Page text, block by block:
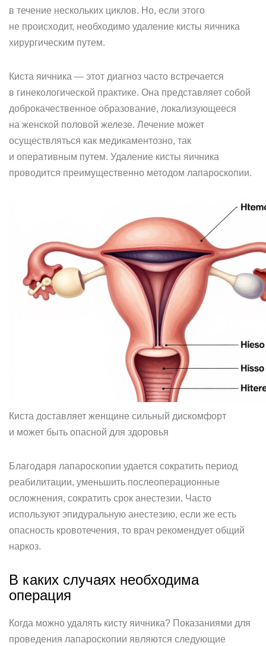
в течение нескольких циклов. Но, если этого
не происходит, необходимо удаление кисты яичника
хирургическим путем.
Киста яичника — этот диагноз часто встречается
в гинекологической практике. Она представляет собой
доброкачественное образование, локализующееся
на женской половой железе. Лечение может
осуществляться как медикаментозно, так
и оперативным путем. Удаление кисты яичника
проводится преимущественно методом лапароскопии.
Киста доставляет женщине сильный дискомфорт
и может быть опасной для здоровья
Благодаря лапароскопии удается сократить период
реабилитации, уменьшить послеоперационные
осложнения, сократить срок анестезии. Часто
используют эпидуральную анестезию, если же есть
опасность кровотечения, то врач рекомендует общий
наркоз.
В каких случаях необходима
операция
Когда можно удалять кисту яичника? Показаниями для
проведения лапароскопии являются следующие